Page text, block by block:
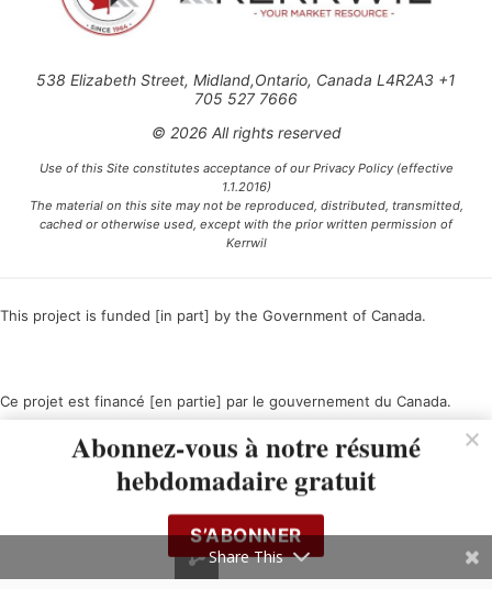
538 Elizabeth Street, Midland,Ontario, Canada L4R2A3 +1
705 527 7666
© 2026 All rights reserved
Use of this Site constitutes acceptance of our Privacy Policy (effective
1.1.2016)
The material on this site may not be reproduced, distributed, transmitted,
cached or otherwise used, except with the prior written permission of
Kerrwil
This project is funded [in part] by the Government of Canada.
Ce projet est financé [en partie] par le gouvernement du Canada.
Abonnez-vous à notre résumé
hebdomadaire gratuit
S’ABONNER
Share This